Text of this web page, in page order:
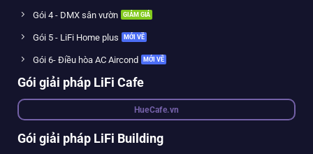
Gói 4 - DMX sân vườn
Gói 5 - LiFi Home plus
Gói 6- Điều hòa AC Aircond
Gói giải pháp LiFi Cafe
HueCafe.vn
Gói giải pháp LiFi Building